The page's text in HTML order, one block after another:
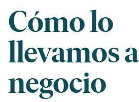
Cómo lo
llevamos a
negocio